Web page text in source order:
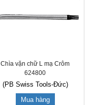
Chìa vặn chữ L mạ Crôm
624800
(PB Swiss Tools-Đức)
Mua hàng